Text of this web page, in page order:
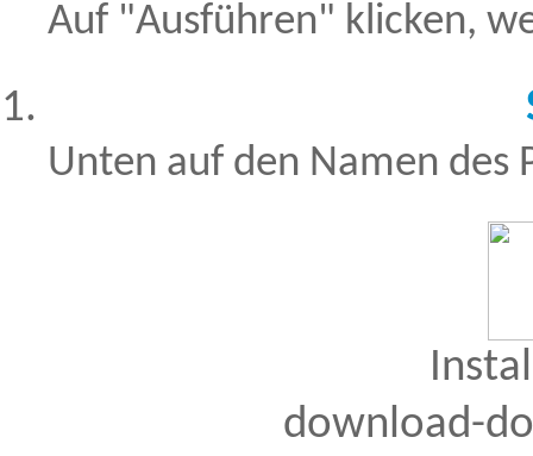
Auf "Ausführen" klicken,
Unten auf den Namen des
download-